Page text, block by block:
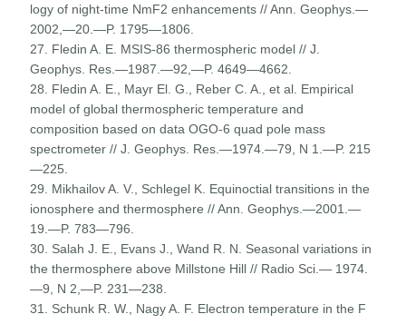
logy of night-time NmF2 enhancements // Ann. Geophys.—
2002,—20.—P. 1795—1806.
27. Fledin A. E. MSIS-86 thermospheric model // J.
Geophys. Res.—1987.—92,—P. 4649—4662.
28. Fledin A. E., Mayr El. G., Reber C. A., et al. Empirical
model of global thermospheric temperature and
composition based on data OGO-6 quad pole mass
spectrometer // J. Geophys. Res.—1974.—79, N 1.—P. 215
—225.
29. Mikhailov A. V., Schlegel K. Equinoctial transitions in the
ionosphere and thermosphere // Ann. Geophys.—2001.—
19.—P. 783—796.
30. Salah J. E., Evans J., Wand R. N. Seasonal variations in
the thermosphere above Millstone Hill // Radio Sci.— 1974.
—9, N 2,—P. 231—238.
31. Schunk R. W., Nagy A. F. Electron temperature in the F